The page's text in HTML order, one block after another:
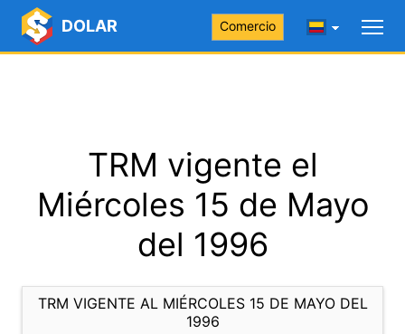
DOLAR Comercio
TRM vigente el
Miércoles 15 de Mayo
del 1996
TRM VIGENTE AL MIÉRCOLES 15 DE MAYO DEL
1996